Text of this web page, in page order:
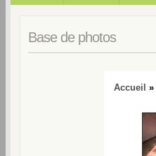
Base de photos
Accueil »